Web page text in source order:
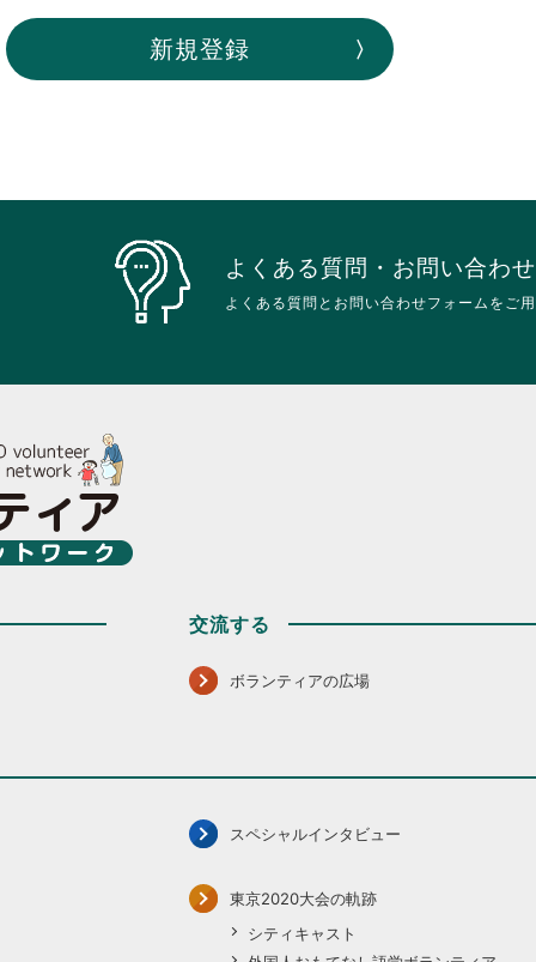
新規登録
よくある質問・お問い合わせ
よくある質問とお問い合わせフォームをご用
交流する
ボランティアの広場
スペシャルインタビュー
東京2020大会の軌跡
シティキャスト